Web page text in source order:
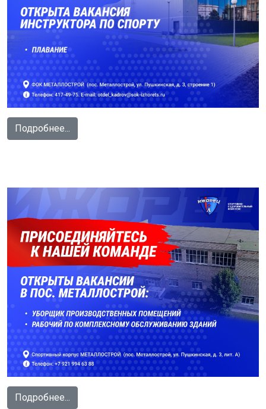
Подробнее...
Подробнее...